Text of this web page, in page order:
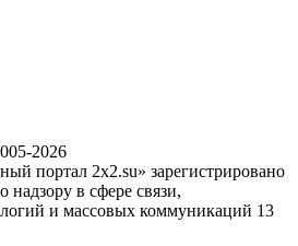
2026
портал 2x2.su» зарегистрировано
в сфере связи,
и массовых коммуникаций 13